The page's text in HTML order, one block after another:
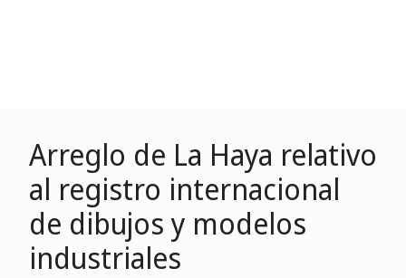
Arreglo de La Haya relativo
al registro internacional
de dibujos y modelos
industriales